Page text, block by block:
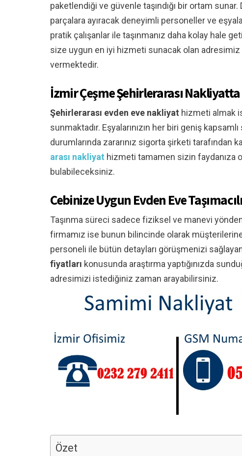
paketlendiği ve güvenle taşındığı bir ortam
parçalara ayıracak deneyimli personeller ve
pratik çalışanlar ile taşınmanız daha kolay hale
size uygun en iyi hizmeti sunacak olan adresimiz
vermektedir.
İzmir Çeşme Şehirlerarası
Şehirlerarası evden eve nakliyat hizmeti almak
sunmaktadır. Eşyalarınızın her biri geniş
durumlarında zararınız sigorta şirketi tarafından
arası nakliyat hizmeti tamamen sizin faydanıza
bulabileceksiniz.
Cebinize Uygun Evden Eve
Taşınma süreci sadece fiziksel ve manevi
firmamız ise bunun bilincinde olarak
personeli ile bütün detayları görüşmenizi
fiyatları konusunda araştırma yaptığınızda
adresimizi istediğiniz zaman arayabilirsiniz.
Özet